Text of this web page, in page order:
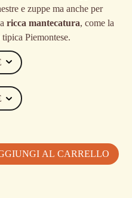
e zuppe ma anche per
ricca mantecatura, come la
Piemontese.
AL CARRELLO